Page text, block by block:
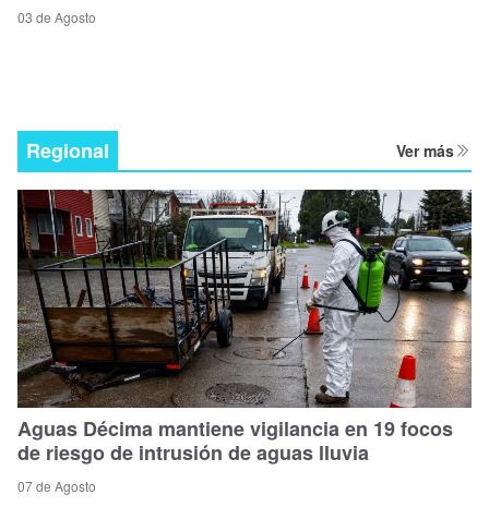
03 de Agosto
Regional Ver más
Aguas Décima mantiene vigilancia en 19 focos
de riesgo de intrusión de aguas lluvia
07 de Agosto